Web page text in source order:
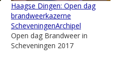
Haagse Dingen: Open dag
brandweerkazerne
ScheveningenArchipel
Open dag Brandweer in
Scheveningen 2017